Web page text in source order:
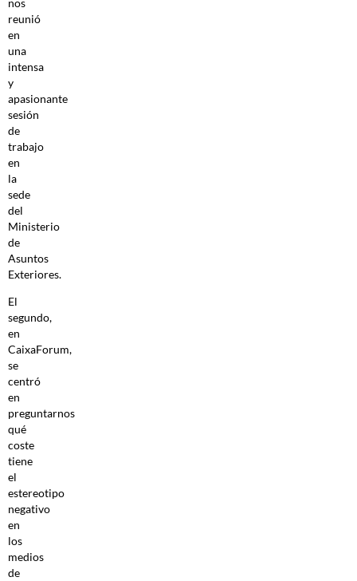
reunió
en
una
intensa
y
apasionante
sesión
de
trabajo
en
la
sede
del
Ministerio
de
Asuntos
Exteriores.
El
segundo,
en
CaixaForum,
se
centró
en
preguntarnos
qué
coste
tiene
el
estereotipo
negativo
en
los
medios
de